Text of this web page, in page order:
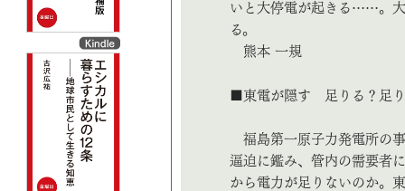
いと大停電が起きる……。大
る。
熊本 一規
■東電が隠す 足りる？足
福島第一原子力発電所の
逼迫に鑑み、管内の需要者
から電力が足りないのか。